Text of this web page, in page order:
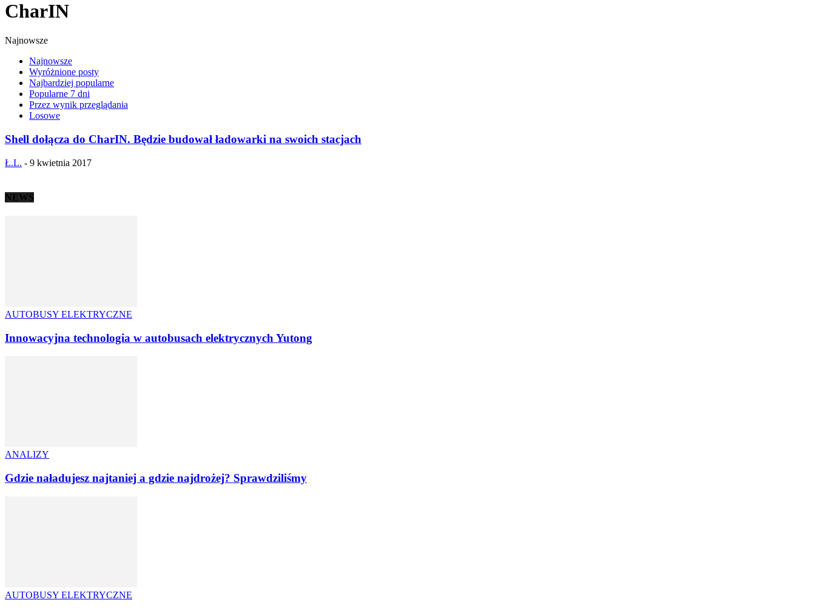
CharIN
Najnowsze
Najnowsze
Wyróżnione posty
Najbardziej popularne
Popularne 7 dni
Przez wynik przeglądania
Losowe
Shell dołącza do CharIN. Będzie budował ładowarki na swoich stacjach
Ł.L. - 9 kwietnia 2017
NEWS
AUTOBUSY ELEKTRYCZNE
Innowacyjna technologia w autobusach elektrycznych Yutong
ANALIZY
Gdzie naładujesz najtaniej a gdzie najdrożej? Sprawdziliśmy
AUTOBUSY ELEKTRYCZNE